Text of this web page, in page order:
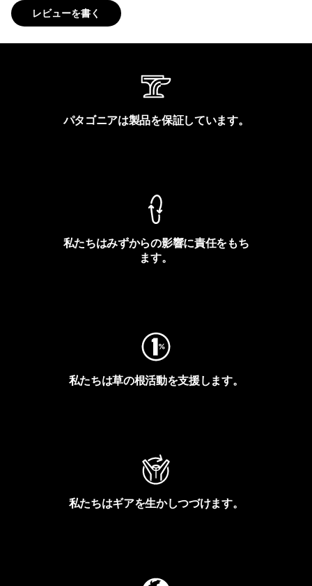
レビューを書く
パタゴニアは製品を保証しています。
私たちはみずからの影響に責任をもち
ます。
私たちは草の根活動を支援します。
私たちはギアを生かしつづけます。